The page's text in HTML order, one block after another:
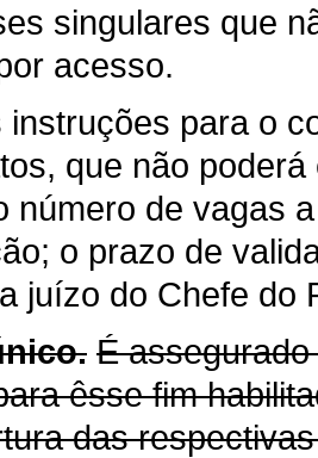
singulares que
acesso.
instruções para o
que não
número de vagas
o prazo de
juízo do Chefe do
É
êsse fim
das